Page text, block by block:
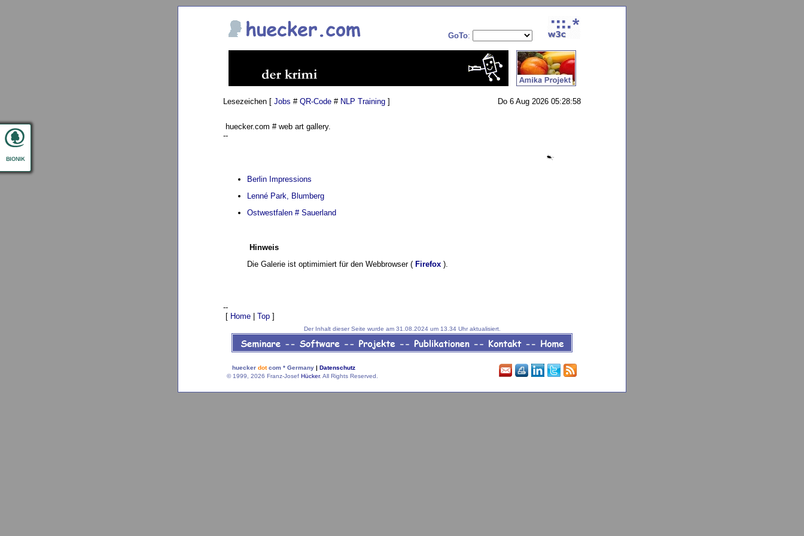
GoTo:
Lesezeichen [ Jobs # QR-Code # NLP Training ] Do 6 Aug 2026 05:28:58
huecker.com # web art gallery.
--
Berlin Impressions
Lenné Park, Blumberg
Ostwestfalen # Sauerland
Hinweis
Die Galerie ist optimimiert für den Webbrowser ( Firefox ).
--
[ Home Top ]
Der Inhalt dieser Seite wurde am 31.08.2024 um 13.34 Uhr aktualisiert.
huecker dotcom * Germany | Datenschutz
© 1999, 2026 Franz-Josef Hücker. All Rights Reserved.